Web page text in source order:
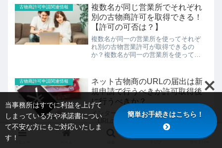
れていません。知られていることは
「古物営業法や刑法に関して罰則を受
けた...
古物商許可申請関連情報
複数名が同じ営業所でそれぞれ
別の古物商許可を取得できる！
【許可の可否は？】
複数名が同一の営業所を使ってそれぞ
れ別の古物営業許可が取得できるの
か？複数名が同一の営業所を使ってそ
しゃると思います。基本的には一人の
古物商に対して一つの営業所であるこ
とが...
古物商許可申請関連情報
ネット古物商のURLの届出は新
規申請で行うべきか許可取得後
に行うべきか？
インターネットで古物商を行う場合の
「URLの届出」は新規申請と同時に行う
べきかインターネットを用いて古物商
を行う場合、営業所を管轄する警察署
当事務所はすでに利益を上げて
しまっている方や承諾書につい
て不安な方にもご対応いたしま
す！
簡単お手続きはこちら！